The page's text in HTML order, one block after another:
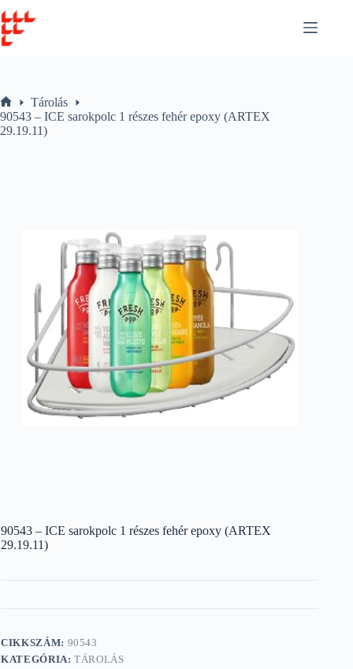
to
content
Home
Tárolás
90543 – ICE sarokpolc 1 részes fehér epoxy (ARTEX
29.19.11)
90543 – ICE sarokpolc 1 részes fehér epoxy (ARTEX
29.19.11)
CIKKSZÁM: 90543
KATEGÓRIA:TÁROLÁS